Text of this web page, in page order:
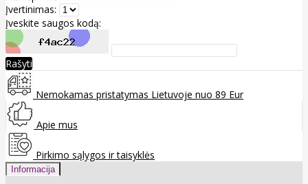
Įvertinimas:
Įveskite saugos kodą:
Rašyti
Nemokamas pristatymas Lietuvoje nuo 89 Eur
Apie mus
Pirkimo sąlygos ir taisyklės
Informacija